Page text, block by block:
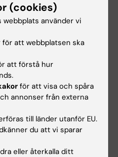
har utförts
Clinical Genomics i
av
och
Forskning.
Mendoza-García är
MedImmune. En
forskaren Jakob
som
artikeln.
(cookies)
använder vi
för att webbplatsen ska
att förstå hur
för att visa och spåra
annonser från externa
till länder utanför EU.
du att vi sparar
eller återkalla ditt